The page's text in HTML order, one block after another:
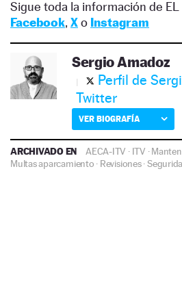
Sigue toda la información de EL
Facebook, Xo Instagram
Sergio Amadoz
Perfil de
Twitter
VER BIOGRAFÍA
ARCHIVADO EN AECA-ITV · ITV ·
Multas aparcamiento · Revisiones·